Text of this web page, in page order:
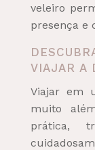
veleiro
presença e
VIAJAR A
Viajar em
muito
prática,